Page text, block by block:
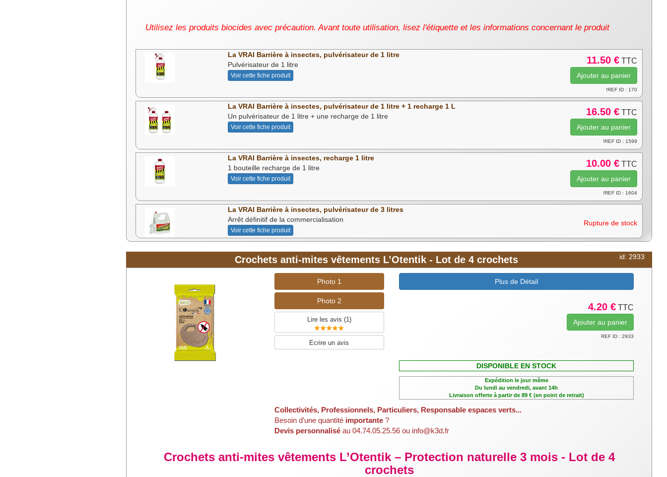
Utilisez les produits biocides avec précaution. Avant toute utilisation, lisez l'étiquette et les informations concernant le produit
La VRAI Barrière à insectes, pulvérisateur de 1 litre
Pulvérisateur de 1 litre
Voir cette fiche produit
11.50 € TTC
!REF ID : 170
La VRAI Barrière à insectes, pulvérisateur de 1 litre + 1 recharge 1 L
Un pulvérisateur de 1 litre + une recharge de 1 litre
Voir cette fiche produit
16.50 € TTC
!REF ID : 1599
La VRAI Barrière à insectes, recharge 1 litre
1 bouteille recharge de 1 litre
Voir cette fiche produit
10.00 € TTC
!REF ID : 1604
La VRAI Barrière à insectes, pulvérisateur de 3 litres
Arrêt définitif de la commercialisation
Voir cette fiche produit
Rupture de stock
id: 2933
Crochets anti-mites vêtements L’Otentik - Lot de 4 crochets
Photo 1
Photo 2
Lire les avis (1 )
Ecrire un avis
Plus de Détail
4.20 € TTC
REF ID : 2933
DISPONIBLE EN STOCK
Expédition le jour même
Du lundi au vendredi, avant 14h
Livraison offerte à partir de 89 € (en point de retrait)
Collectivités, Professionnels, Particuliers, Responsable espaces verts...
Besoin d'une quantité importante?
Devis personnaliséau 04.74.05.25.56 ou info@k3d.fr
Crochets anti-mites vêtements L’Otentik – Protection naturelle 3 mois - Lot de 4
crochets